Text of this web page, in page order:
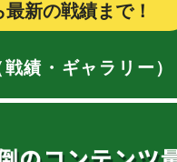
新の戦績まで！
戦績・ギャラリー）